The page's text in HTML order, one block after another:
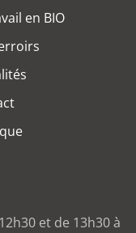
en BIO
et de 13h30 à